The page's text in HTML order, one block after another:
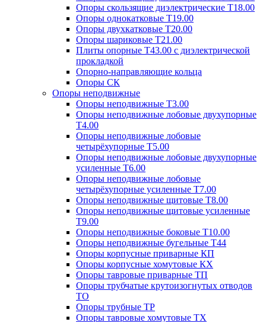
Опоры скользящие диэлектрические Т18.00
Опоры однокатковые Т19.00
Опоры двухкатковые Т20.00
Опоры шариковые Т21.00
Плиты опорные Т43.00 с диэлектрической
прокладкой
Опорно-направляющие кольца
Опоры СК
Опоры неподвижные
Опоры неподвижные Т3.00
Опоры неподвижные лобовые двухупорные
Т4.00
Опоры неподвижные лобовые
четырёхупорные Т5.00
Опоры неподвижные лобовые двухупорные
усиленные Т6.00
Опоры неподвижные лобовые
четырёхупорные усиленные Т7.00
Опоры неподвижные щитовые Т8.00
Опоры неподвижные щитовые усиленные
Т9.00
Опоры неподвижные боковые Т10.00
Опоры неподвижные бугельные Т44
Опоры корпусные приварные КП
Опоры корпусные хомутовые КХ
Опоры тавровые приварные ТП
Опоры трубчатые крутоизогнутых отводов
ТО
Опоры трубные ТР
Опоры тавровые хомутовые ТХ